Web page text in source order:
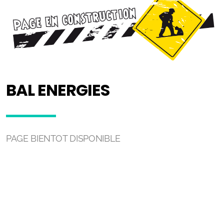
BAL ENERGIES
PAGE BIENTOT DISPONIBLE
Nos références
Particuliers neuf et rénovation